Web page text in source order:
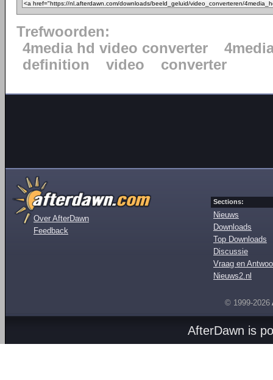
Trefwoorden:
4media hd video converter
definition
video converter
Over AfterDawn
Feedback
Sections:
Nieuws
Downloads
Top Downloads
Discussie
Vraag en
Nieuws2.nl
© 1999-2026
AfterDawn is